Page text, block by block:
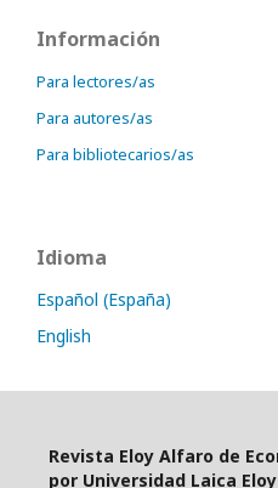
Información
Para lectores/as
Para autores/as
Para bibliotecarios/as
Idioma
Español (España)
English
Revista Eloy Alfaro de
por Universidad Laica